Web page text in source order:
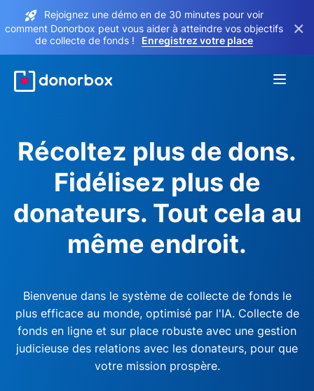
Rejoignez une démo en de 30 minutes pour voir
comment Donorbox peut vous aider à atteindre vos objectifs
de collecte de fonds !
Enregistrez votre place
×
Récoltez plus de dons.
Fidélisez plus de
donateurs. Tout cela au
même endroit.
Bienvenue dans le système de collecte de fonds le
plus efficace au monde, optimisé par l'IA. Collecte de
fonds en ligne et sur place robuste avec une gestion
judicieuse des relations avec les donateurs, pour que
votre mission prospère.